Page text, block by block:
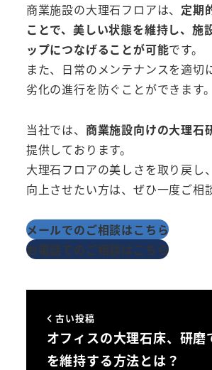
商業施設の大理石フロアは、 定期
ことで、美しい状態を維持し、施
ップにつなげることが可能です。
また、日常のメンテナンスを適切
劣化の進行を防ぐことができます。
当社では、 商業施設向けの大理石
提供しております。
大理石フロアの美しさを取り戻し
向上させたい方は、ぜひ一度ご相
メールでのご相談はこちら
お電話でのご相談はこちら
古い投稿
オフィスの大理石床、研磨
を維持する方法とは？